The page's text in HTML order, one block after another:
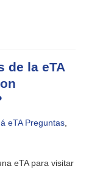
de la eTA
eTA Preguntas,
eTA para visitar